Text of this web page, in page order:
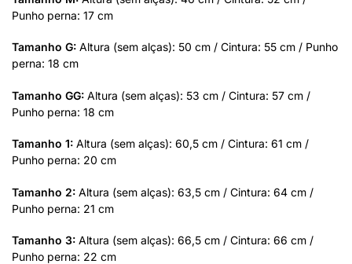
Punho perna: 17 cm
Tamanho G: Altura (sem alças): 50 cm / Cintura: 55 cm / Punho
perna: 18 cm
Tamanho GG: Altura (sem alças): 53 cm / Cintura: 57 cm /
Punho perna: 18 cm
Tamanho 1: Altura (sem alças): 60,5 cm / Cintura: 61 cm /
Punho perna: 20 cm
Tamanho 2: Altura (sem alças): 63,5 cm / Cintura: 64 cm /
Punho perna: 21 cm
Tamanho 3: Altura (sem alças): 66,5 cm / Cintura: 66 cm /
Punho perna: 22 cm